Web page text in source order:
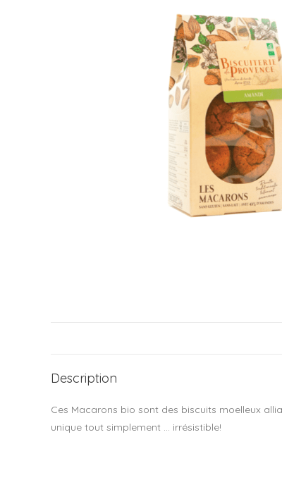
Description
Ces Macarons bio sont des biscuits moelleux
unique tout simplement … irrésistible!